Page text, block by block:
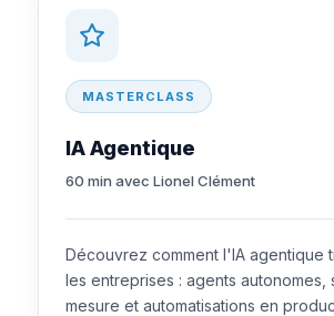
MASTERCLASS
IA Agentique
60 min avec Lionel Clément
Découvrez comment l'IA agentique
les entreprises : agents autonomes,
mesure et automatisations en